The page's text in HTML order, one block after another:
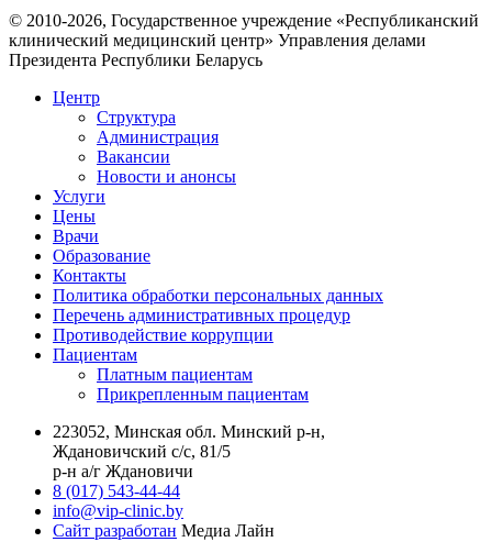
© 2010-2026, Государственное учреждение «Республиканский
клинический медицинский центр» Управления делами
Президента Республики Беларусь
Центр
Структура
Администрация
Вакансии
Новости и анонсы
Услуги
Цены
Врачи
Образование
Контакты
Политика обработки персональных данных
Перечень административных процедур
Противодействие коррупции
Пациентам
Платным пациентам
Прикрепленным пациентам
223052, Минская обл. Минский р-н,
Ждановичский с/с, 81/5
р-н а/г Ждановичи
8 (017) 543-44-44
info@vip-clinic.by
Сайт разработан Медиа Лайн